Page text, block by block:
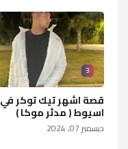
3
قصة اشهر تيك توكر في
اسيوط ( مدثر موكا )
ديسمبر 07, 2024